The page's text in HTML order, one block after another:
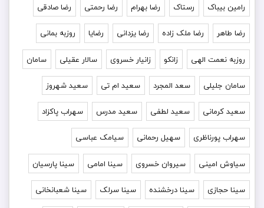
رامین بیباک رستاک رضا بهرام رضا رحمتی رضا صادقی
رضا طاهر رضا ملک زاده رضا یزدانی رضایا روزبه بمانى
روزبه نعمت الهی زانکو زانیار خسروی سالار عقیلی سامان
سامان جلیلی سعد المجرد سعید ام تی سعید شهروز
سعید کرمانی سعید لطفی سعید مدرس سهراب پاکزاد
سهراب پورناظری سهیل رحمانی سیامک عباسی
سیاوش امینی سیروان خسروی سینا امامی سینا پارسیان
سینا حجازی سینا درخشنده سینا سرلک سینا شعبانخانی